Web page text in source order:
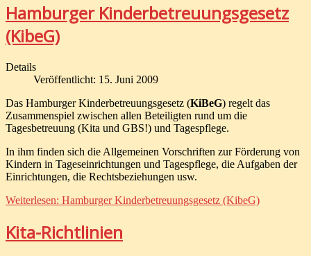
Hamburger Kinderbetreuungsgesetz
(KibeG)
Details
Veröffentlicht: 15. Juni 2009
Das Hamburger Kinderbetreuungsgesetz (KiBeG) regelt das
Zusammenspiel zwischen allen Beteiligten rund um die
Tagesbetreuung (Kita und GBS!) und Tagespflege.
In ihm finden sich die Allgemeinen Vorschriften zur Förderung von
Kindern in Tageseinrichtungen und Tagespflege, die Aufgaben der
Einrichtungen, die Rechtsbeziehungen usw.
Weiterlesen: Hamburger Kinderbetreuungsgesetz (KibeG)
Kita-Richtlinien